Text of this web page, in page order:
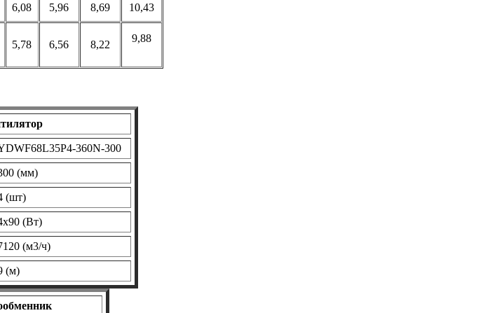
6,08 5,96 8,69 10,43
5,78 6,56 8,22
9,88
360N-300
(мм)
(шт)
(Вт)
(м3/ч)
(м)